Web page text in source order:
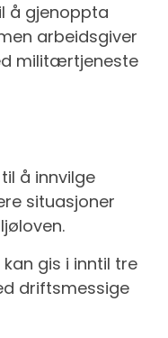
å gjenoppta
arbeidsgiver
militærtjeneste
å innvilge
situasjoner
gis i inntil tre
driftsmessige